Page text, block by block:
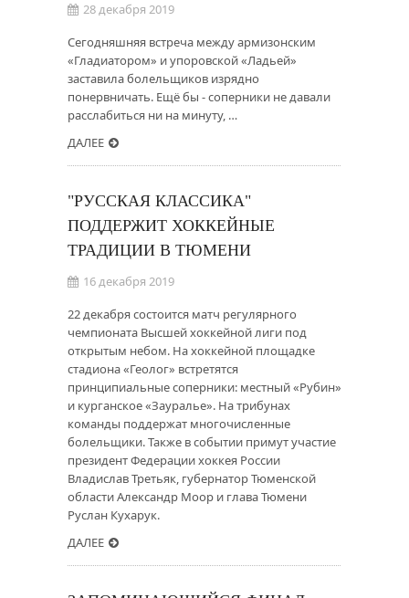
28 декабря 2019
Сегодняшняя встреча между армизонским
«Гладиатором» и упоровской «Ладьей»
заставила болельщиков изрядно
понервничать. Ещё бы - соперники не давали
расслабиться ни на минуту, …
ДАЛЕЕ
"РУССКАЯ КЛАССИКА"
ПОДДЕРЖИТ ХОККЕЙНЫЕ
ТРАДИЦИИ В ТЮМЕНИ
16 декабря 2019
22 декабря состоится матч регулярного
чемпионата Высшей хоккейной лиги под
открытым небом. На хоккейной площадке
стадиона «Геолог» встретятся
принципиальные соперники: местный «Рубин»
и курганское «Зауралье». На трибунах
команды поддержат многочисленные
болельщики. Также в событии примут участие
президент Федерации хоккея России
Владислав Третьяк, губернатор Тюменской
области Александр Моор и глава Тюмени
Руслан Кухарук.
ДАЛЕЕ